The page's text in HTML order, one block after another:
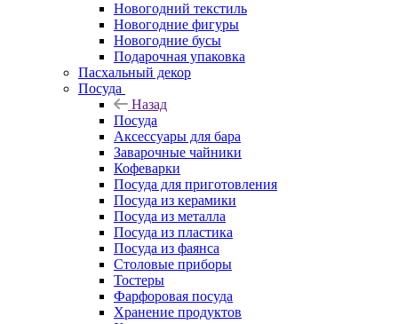
Новогодний текстиль
Новогодние фигуры
Новогодние бусы
Подарочная упаковка
Пасхальный декор
Посуда
Назад
Посуда
Аксессуары для бара
Заварочные чайники
Кофеварки
Посуда для приготовления
Посуда из керамики
Посуда из металла
Посуда из пластика
Посуда из фаянса
Столовые приборы
Тостеры
Фарфоровая посуда
Хранение продуктов